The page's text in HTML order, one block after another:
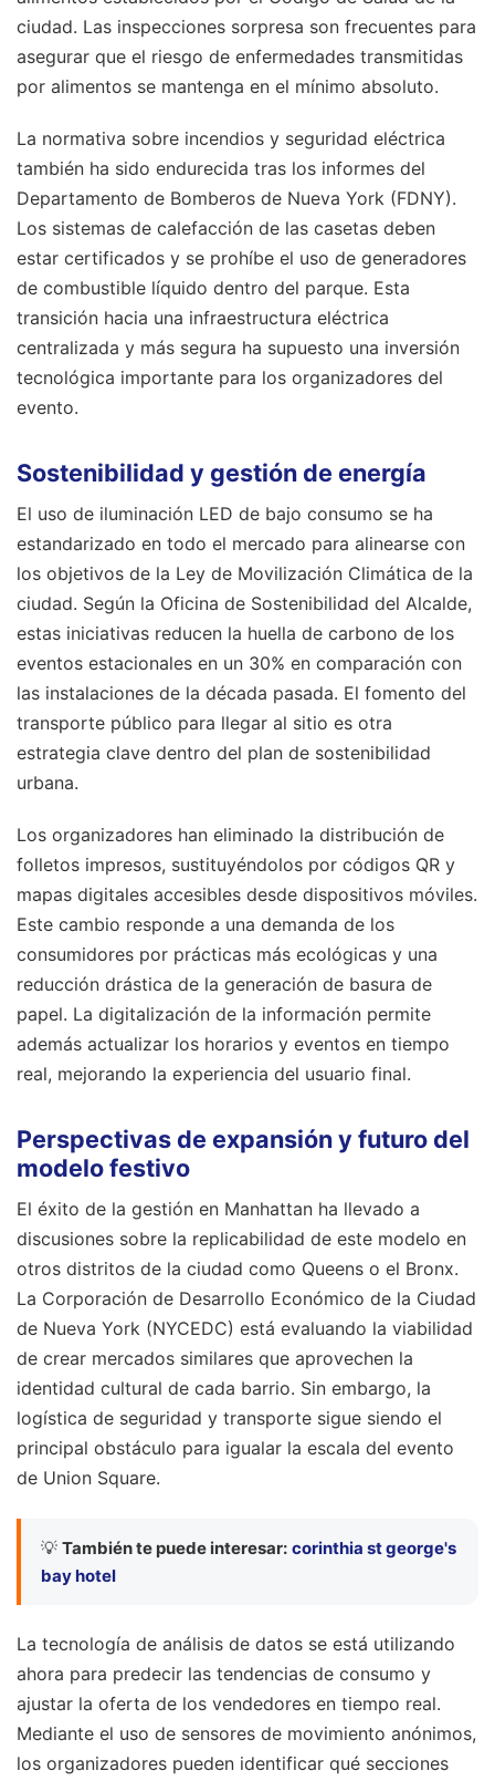
ciudad. Las inspecciones sorpresa son frecuentes para
asegurar que el riesgo de enfermedades transmitidas
por alimentos se mantenga en el mínimo absoluto.
La normativa sobre incendios y seguridad eléctrica
también ha sido endurecida tras los informes del
Departamento de Bomberos de Nueva York (FDNY).
Los sistemas de calefacción de las casetas deben
estar certificados y se prohíbe el uso de generadores
de combustible líquido dentro del parque. Esta
transición hacia una infraestructura eléctrica
centralizada y más segura ha supuesto una inversión
tecnológica importante para los organizadores del
evento.
Sostenibilidad y gestión de energía
El uso de iluminación LED de bajo consumo se ha
estandarizado en todo el mercado para alinearse con
los objetivos de la Ley de Movilización Climática de la
ciudad. Según la Oficina de Sostenibilidad del Alcalde,
estas iniciativas reducen la huella de carbono de los
eventos estacionales en un 30% en comparación con
las instalaciones de la década pasada. El fomento del
transporte público para llegar al sitio es otra
estrategia clave dentro del plan de sostenibilidad
urbana.
Los organizadores han eliminado la distribución de
folletos impresos, sustituyéndolos por códigos QR y
mapas digitales accesibles desde dispositivos móviles.
Este cambio responde a una demanda de los
consumidores por prácticas más ecológicas y una
reducción drástica de la generación de basura de
papel. La digitalización de la información permite
además actualizar los horarios y eventos en tiempo
real, mejorando la experiencia del usuario final.
Perspectivas de expansión y futuro del
modelo festivo
El éxito de la gestión en Manhattan ha llevado a
discusiones sobre la replicabilidad de este modelo en
otros distritos de la ciudad como Queens o el Bronx.
La Corporación de Desarrollo Económico de la Ciudad
de Nueva York (NYCEDC) está evaluando la viabilidad
de crear mercados similares que aprovechen la
identidad cultural de cada barrio. Sin embargo, la
logística de seguridad y transporte sigue siendo el
principal obstáculo para igualar la escala del evento
de Union Square.
💡 También te puede interesar: corinthia st george's
bay hotel
La tecnología de análisis de datos se está utilizando
ahora para predecir las tendencias de consumo y
ajustar la oferta de los vendedores en tiempo real.
Mediante el uso de sensores de movimiento anónimos,
los organizadores pueden identificar qué secciones